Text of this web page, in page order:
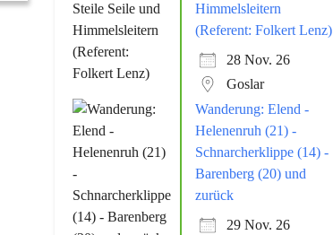
Himmelsleitern
(Referent: Folkert Lenz)
28 Nov. 26
Goslar
Wanderung: Elend -
Helenenruh (21) -
Schnarcherklippe (14) -
Barenberg (20) und
zurück
29 Nov. 26